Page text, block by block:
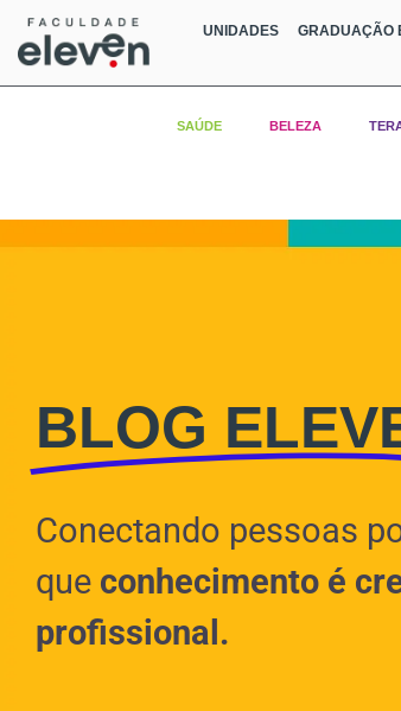
UNIDADES GRADUAÇÃO
SAÚDE BELEZA
BLOG
Conectando pessoas
que conhecimento é
profissional.